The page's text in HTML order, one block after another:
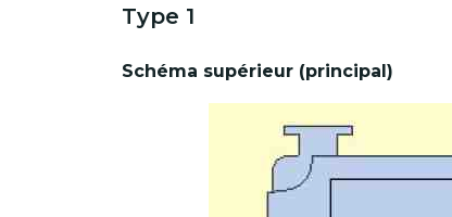
Type 1
Schéma supérieur (principal)